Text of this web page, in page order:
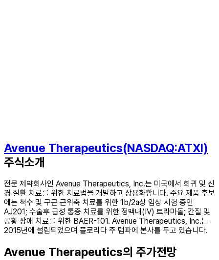
Avenue Therapeutics(NASDAQ:ATXI)
주식소개
전문 제약회사인 Avenue Therapeutics, Inc.는 미국에서 희귀 및 신
경 질환 치료를 위한 치료법을 개발하고 상용화합니다. 주요 제품 후보
에는 척수 및 구근 근위축 치료를 위한 1b/2a상 임상 시험 중인
AJ201; 수술후 급성 통증 치료를 위한 정맥내(IV) 트라마돌; 간질 및
공황 장애 치료를 위한 BAER-101. Avenue Therapeutics, Inc.는
2015년에 설립되었으며 플로리다 주 탬파에 본사를 두고 있습니다.
Avenue Therapeutics의 주가전망